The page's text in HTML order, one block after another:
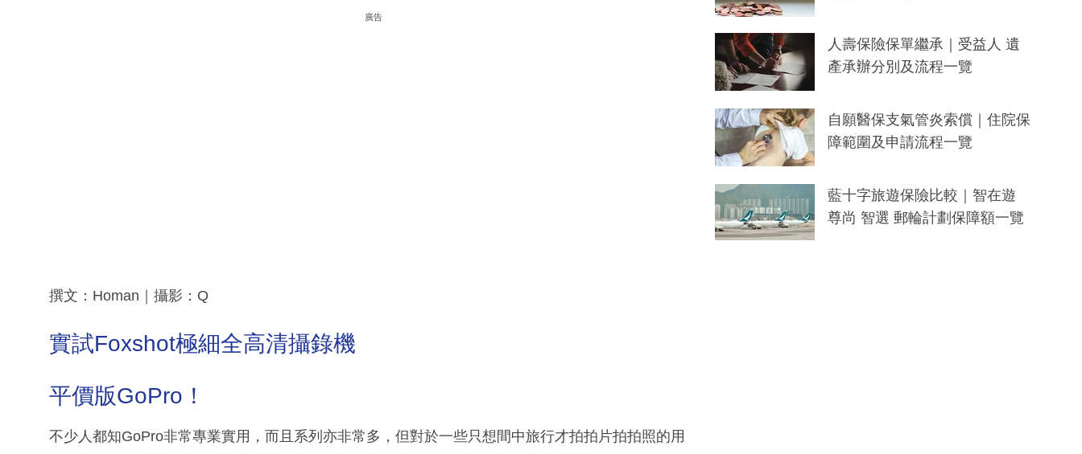
廣告
撰文：Homan｜攝影：Q
實試Foxshot極細全高清攝錄機
平價版GoPro！
不少人都知GoPro非常專業實用，而且系列亦非常多，但對於一些只想間中旅行才拍拍片拍拍照的用
人壽保險保單繼承｜受益人 遺
產承辦分別及流程一覽
自願醫保支氣管炎索償｜住院保
障範圍及申請流程一覽
藍十字旅遊保險比較｜智在遊
尊尚 智選 郵輪計劃保障額一覽